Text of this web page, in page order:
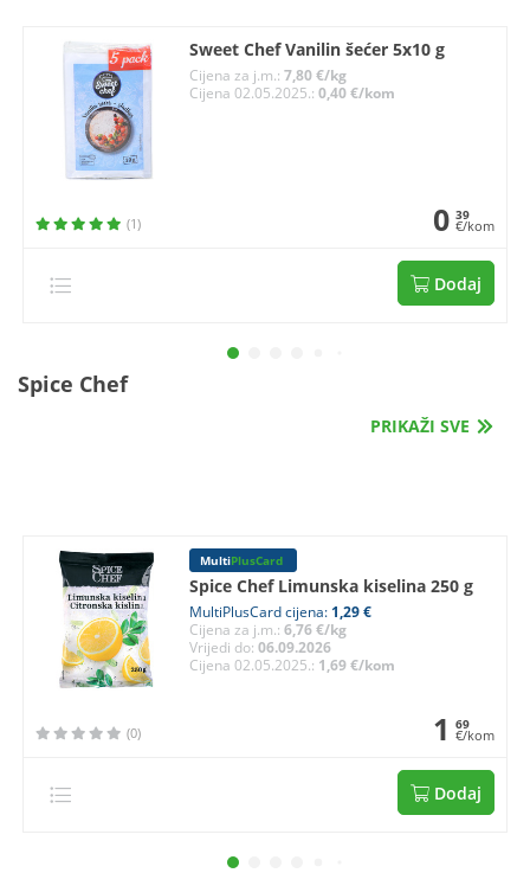
Sweet Chef Vanilin šećer 5x10 g
Cijena za j.m.:7,80 €/kg
Cijena 02.05.2025.:0,40 €/kom
(1) 0 39
€/kom
Dodaj
Spice Chef
PRIKAŽI SVE
MultiPlusCard
Spice Chef Limunska kiselina 250 g
MultiPlusCard cijena: 1,29 €
Cijena za j.m.:6,76 €/kg
Vrijedi do:06.09.2026
Cijena 02.05.2025.: 1,69 €/kom
(0) 1 69
€/kom
Dodaj